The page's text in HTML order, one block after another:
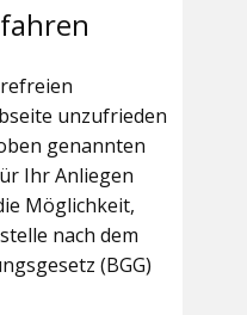
unzufrieden
genannten
Ihr Anliegen
Möglichkeit,
nach dem
(BGG)